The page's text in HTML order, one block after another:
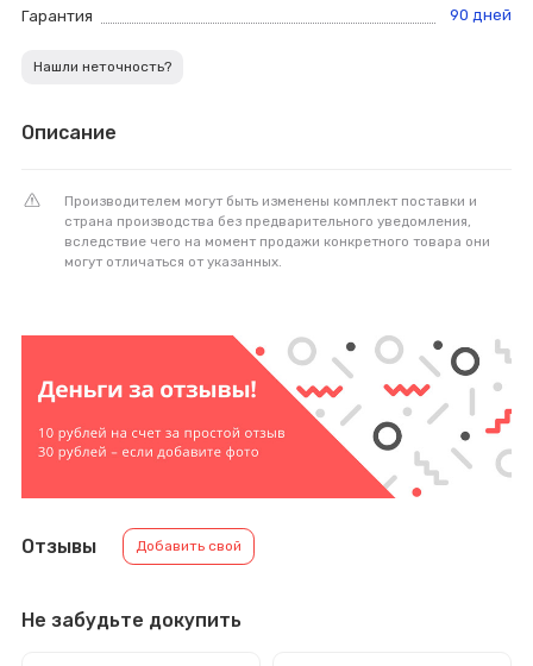
Гарантия
90 дней
Нашли неточность?
Описание
Производителем могут быть изменены комплект поставки и
страна производства без предварительного уведомления,
вследствие чего на момент продажи конкретного товара они
могут отличаться от указанных.
Отзывы Добавить свой
Не забудьте докупить